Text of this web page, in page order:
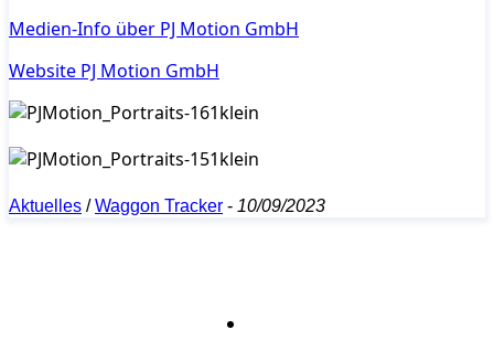
Medien-Info über PJ Motion GmbH
Website PJ Motion GmbH
Aktuelles /Waggon Tracker - 10/09/2023